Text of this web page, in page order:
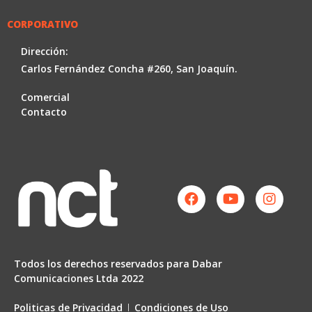
CORPORATIVO
Dirección:
Carlos Fernández Concha #260, San Joaquín.
Comercial
Contacto
Todos los derechos reservados para Dabar
Comunicaciones Ltda 2022
Politicas de Privacidad Condiciones de Uso